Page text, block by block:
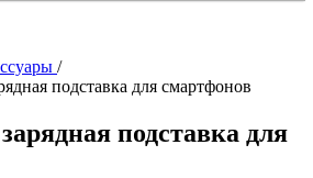
/
подставка для смартфонов
подставка для